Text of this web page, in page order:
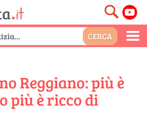
Reggiano: più è
più è ricco di